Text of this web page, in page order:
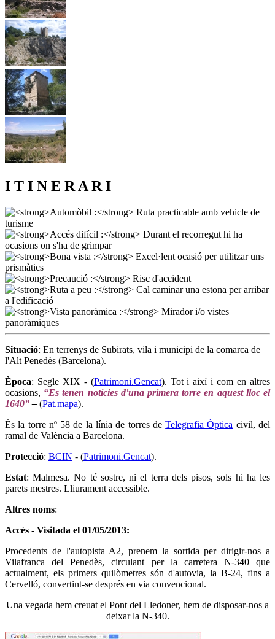
I T I N E R A R I
Situació: En terrenys de Subirats, vila i municipi de la comarca de
l'Alt Penedès (Barcelona).
Època: Segle XIX - (Patrimoni.Gencat). Tot i així i com en altres
ocasions, “Es tenen notícies d'una primera torre en aquest lloc el
1640”– (Pat.mapa).
És la torre nº 58 de la línia de torres deTelegrafia Òptica civil, del
ramal de València a Barcelona.
Protecció: BCIN - (Patrimoni.Gencat).
Estat: Malmesa. No té sostre, ni el terra dels pisos, sols hi ha les
parets mestres. Lliurament accessible.
Altres noms:
Accés - Visitada el 01/05/2013:
Procedents de l'autopista A2, prenem la sortida per dirigir-nos a
Vilafranca del Penedès, circulant per la carretera N-340 que
actualment, els primers quilòmetres són d'autovia, la B-24, fins a
Cervelló, convertint-se després en via convencional.
Una vegada hem creuat el Pont del Lledoner, hem de disposar-nos a
deixar la N-340.